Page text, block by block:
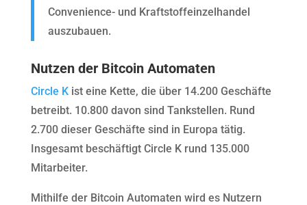
Convenience- und Kraftstoffeinzelhandel
auszubauen.
Nutzen der Bitcoin Automaten
Circle Kist eine Kette, die über 14.200 Geschäfte
betreibt. 10.800 davon sind Tankstellen. Rund
2.700 dieser Geschäfte sind in Europa tätig.
Insgesamt beschäftigt Circle K rund 135.000
Mitarbeiter.
Mithilfe der Bitcoin Automaten wird es Nutzern